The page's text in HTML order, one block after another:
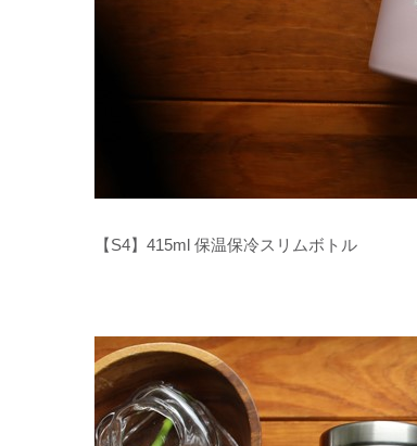
【S4】415ml 保温保冷スリムボトル